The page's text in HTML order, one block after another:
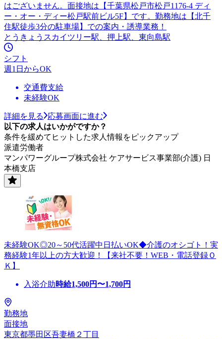
はございません。面接地は【千葉県松戸市松戸1176-4 ディ
ー・オー・ディー松戸駅前ビル5F】です。勤務地は【北千
住駅徒歩3分の駐車場】での案内・誘導業務！
とうきょうスカイツリー駅、押上駅、東向島駅
シフト
週1日からOK
交通費支給
未経験OK
詳細を見る
応募画面に進む
以下の求人はいかがですか？
条件を緩めてヒットした求人情報をピックアップ
派遣労働者
マンパワーグループ株式会社 ケアサービス事業部(介護) 日
本橋支店
未経験OK◎20～50代活躍中日払いOK◆介護のオシゴト！実
務経験1年以上の方大歓迎！【来社不要！WEB・電話登録Ｏ
Ｋ】
入浴介助時給1,500円〜1,700円
勤務地
面接地
東京都墨田区吾妻橋２丁目